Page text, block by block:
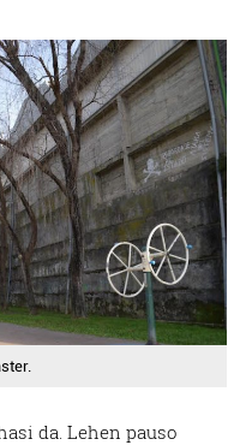
da. Lehen pauso